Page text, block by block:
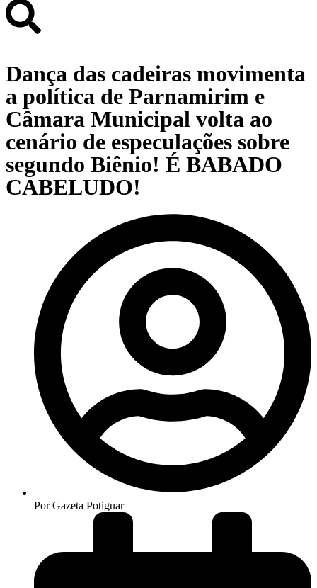
Dança das cadeiras movimenta
a política de Parnamirim e
Câmara Municipal volta ao
cenário de especulações sobre
segundo Biênio! É BABADO
CABELUDO!
PorGazeta Potiguar